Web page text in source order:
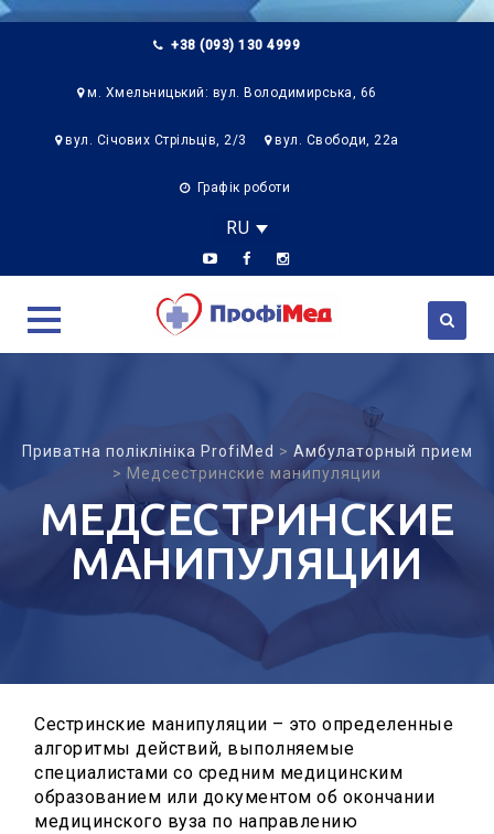
+38 (093) 130 4999
м. Хмельницький: вул. Володимирська, 66
вул. Січових Стрільців, 2/3 вул. Свободи, 22а
Графік роботи
RU
Приватна поліклініка ProfiMed > Амбулаторный прием
> Медсестринские манипуляции
МЕДСЕСТРИНСКИЕ
МАНИПУЛЯЦИИ
Сестринские манипуляции – это определенные
алгоритмы действий, выполняемые
специалистами со средним медицинским
образованием или документом об окончании
медицинского вуза по направлению